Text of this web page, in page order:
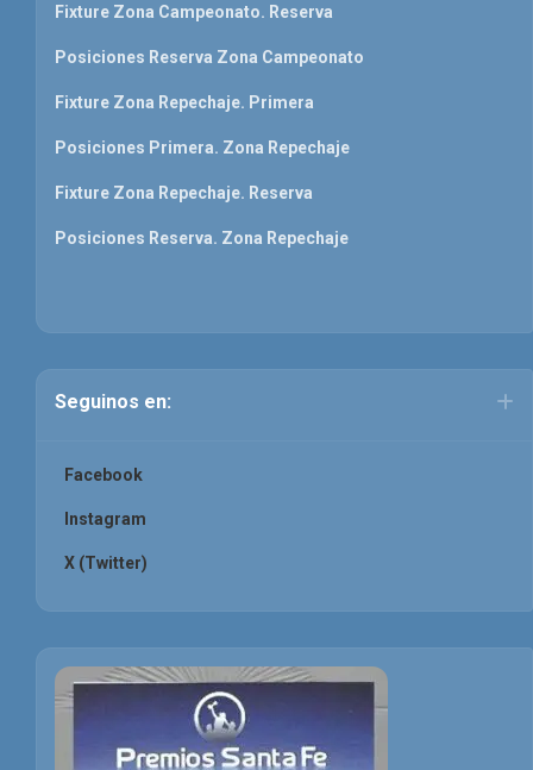
Fixture Zona Campeonato. Reserva
Posiciones Reserva Zona Campeonato
Fixture Zona Repechaje. Primera
Posiciones Primera. Zona Repechaje
Fixture Zona Repechaje. Reserva
Posiciones Reserva. Zona Repechaje
Seguinos en:
Facebook
Instagram
X (Twitter)